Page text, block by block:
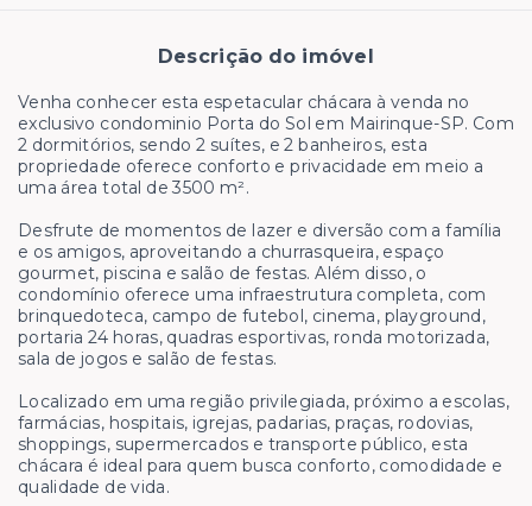
Descrição do imóvel
Venha conhecer esta espetacular chácara à venda no
exclusivo condominio Porta do Sol em Mairinque-SP. Com
2 dormitórios, sendo 2 suítes, e 2 banheiros, esta
propriedade oferece conforto e privacidade em meio a
uma área total de 3500 m².
Desfrute de momentos de lazer e diversão com a família
e os amigos, aproveitando a churrasqueira, espaço
gourmet, piscina e salão de festas. Além disso, o
condomínio oferece uma infraestrutura completa, com
brinquedoteca, campo de futebol, cinema, playground,
portaria 24 horas, quadras esportivas, ronda motorizada,
sala de jogos e salão de festas.
Localizado em uma região privilegiada, próximo a escolas,
farmácias, hospitais, igrejas, padarias, praças, rodovias,
shoppings, supermercados e transporte público, esta
chácara é ideal para quem busca conforto, comodidade e
qualidade de vida.